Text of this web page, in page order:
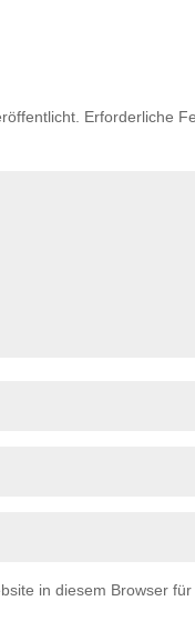
Erforderliche
in diesem Browser